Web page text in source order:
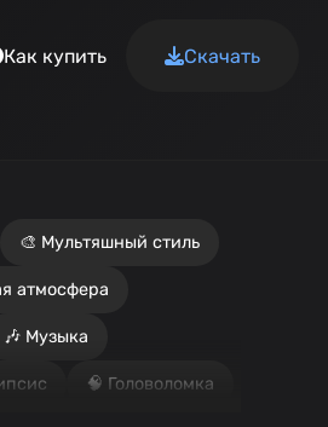
Как купить Скачать
🎨 Мультяшный стиль
атмосфера
🎶 Музыка
🧠 Головоломка